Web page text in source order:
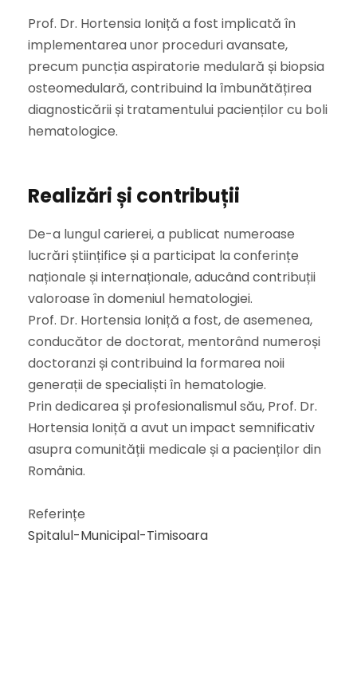
Prof. Dr. Hortensia Ioniță a fost implicată în
implementarea unor proceduri avansate,
precum puncția aspiratorie medulară și biopsia
osteomedulară, contribuind la îmbunătățirea
diagnosticării și tratamentului pacienților cu boli
hematologice.
Realizări și contribuții
De-a lungul carierei, a publicat numeroase
lucrări științifice și a participat la conferințe
naționale și internaționale, aducând contribuții
valoroase în domeniul hematologiei.
Prof. Dr. Hortensia Ioniță a fost, de asemenea,
conducător de doctorat, mentorând numeroși
doctoranzi și contribuind la formarea noii
generații de specialiști în hematologie.
Prin dedicarea și profesionalismul său, Prof. Dr.
Hortensia Ioniță a avut un impact semnificativ
asupra comunității medicale și a pacienților din
România.
Referințe
Spitalul-Municipal-Timisoara